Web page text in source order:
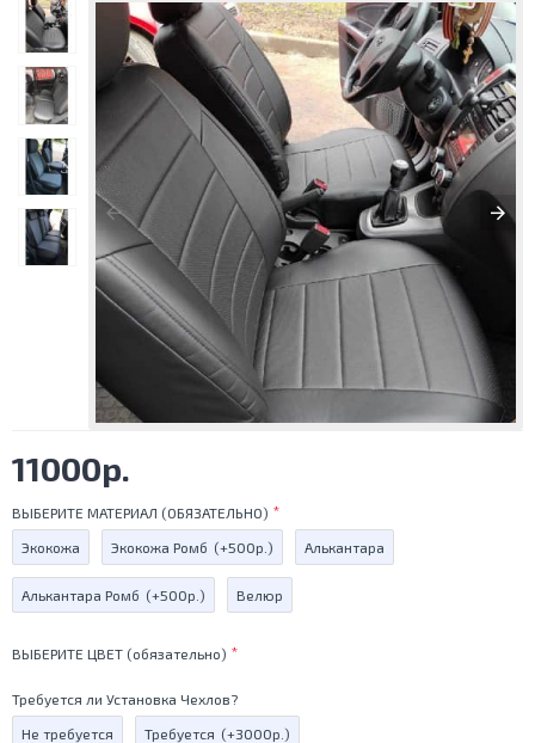
11000р.
ВЫБЕРИТЕ МАТЕРИАЛ (ОБЯЗАТЕЛЬНО)
Экокожа Экокожа Ромб (+500р.) Алькантара
Алькантара Ромб (+500р.) Велюр
ВЫБЕРИТЕ ЦВЕТ (обязательно)
Требуется ли Установка Чехлов?
Не требуется Требуется (+3000р.)